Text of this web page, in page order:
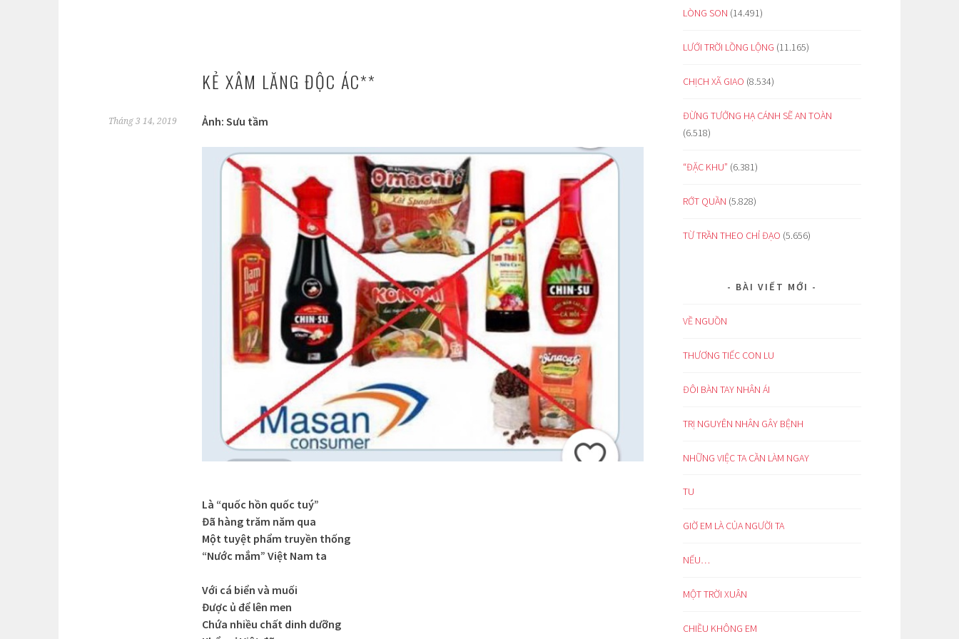
KẺ XÂM LĂNG ĐỘC ÁC**
Tháng 3 14, 2019 Ảnh: Sưu tầm
Là “quốc hồn quốc tuý”
Đã hàng trăm năm qua
Một tuyệt phẩm truyền thống
“Nước mắm” Việt Nam ta
Với cá biển và muối
Được ủ để lên men
Chứa nhiều chất dinh dưỡng
LÒNG SON (14.491)
LƯỚI TRỜI LỒNG LỘNG (11.165)
CHỊCH XÃ GIAO (8.534)
ĐỪNG TƯỞNG HẠ CÁNH SẼ AN TOÀN
(6.518)
“ĐẶC KHU” (6.381)
RỚT QUẦN (5.828)
TỪ TRẦN THEO CHỈ ĐẠO (5.656)
BÀI VIẾT MỚI
VỀ NGUỒN
THƯƠNG TIẾC CON LU
ĐÔI BÀN TAY NHÂN ÁI
TRỊ NGUYÊN NHÂN GÂY BỆNH
NHỮNG VIỆC TA CẦN LÀM NGAY
TU
GIỜ EM LÀ CỦA NGƯỜI TA
NẾU…
MỘT TRỜI XUÂN
CHIỀU KHÔNG EM